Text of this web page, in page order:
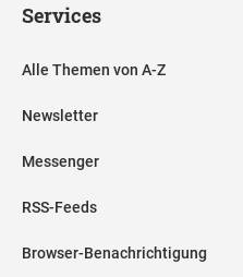
Services
Alle Themen von A-Z
Newsletter
Messenger
RSS-Feeds
Browser-Benachrichtigung